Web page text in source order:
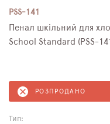
PSS-141
Пенал шкільний для
School Standard (PSS-
РОЗПРОДАНО
Тип: